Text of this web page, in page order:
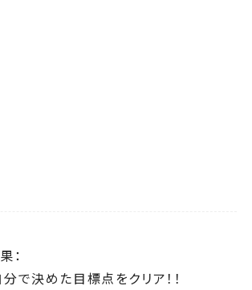
：
分で決めた目標点をクリア！！